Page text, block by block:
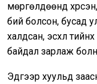
мөргөлдөөнд
бий болсон, бусад
халдсан, эсхүл
байдал зарлаж
Эдгээр хуульд